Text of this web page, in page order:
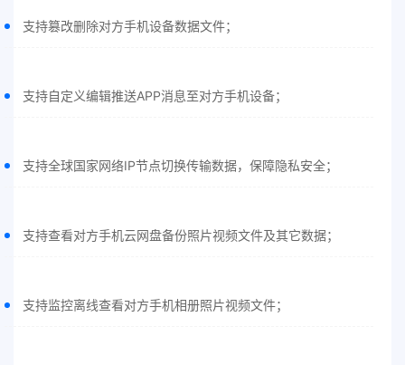
支持篡改删除对方手机设备数据文件；
支持自定义编辑推送APP消息至对方手机设备；
支持全球国家网络IP节点切换传输数据，保障隐私安全；
支持查看对方手机云网盘备份照片视频文件及其它数据；
支持监控离线查看对方手机相册照片视频文件；